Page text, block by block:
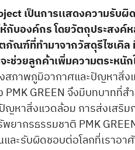
เป็นการเเสดงความรับ
กับองค์กร โดยวัตถุประสง
ณฑ์ที่ทำมาจากวัสดุรีไซเคิ
ะช่วยลูกค้าเพิ่มความตระหนั
สภาพภูมิอากาศและปัญหาสิ่
PMK GREEN จึงมีบทบาท
ญหาสิ่งแวดล้อม การส่งเสริ
ากรธรรมชาติ PMK
ละรับผิดชอบต่อโลกที่เราอา